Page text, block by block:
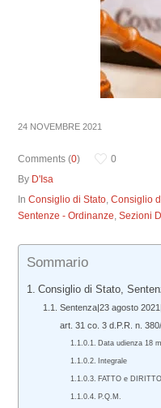
24 NOVEMBRE 2021
Comments (0)
0
By D'Isa
InConsiglio di Stato,Consiglio
Sentenze - Ordinanze,Sezioni
Sommario
Consiglio di Stato,
Sentenza|23 agosto
art. 31 co. 3 d.P.R. n.
Data udienza 18
Integrale
FATTO e DIRITTO
P.Q.M.